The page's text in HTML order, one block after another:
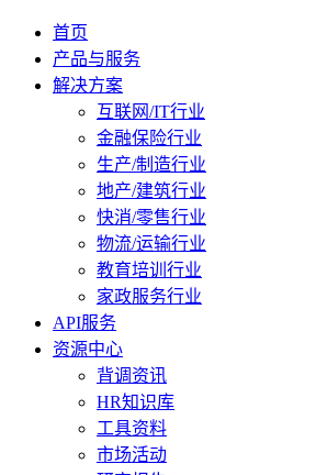
首页
产品与服务
解决方案
互联网/IT行业
金融保险行业
生产/制造行业
地产/建筑行业
快消/零售行业
物流/运输行业
教育培训行业
家政服务行业
API服务
资源中心
背调资讯
HR知识库
工具资料
市场活动